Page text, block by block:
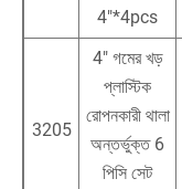
4"*4pcs
3205
4" গমের খড়
প্লাস্টিক
রোপনকারী থালা
অন্তর্ভুক্ত 6
পিসি সেট